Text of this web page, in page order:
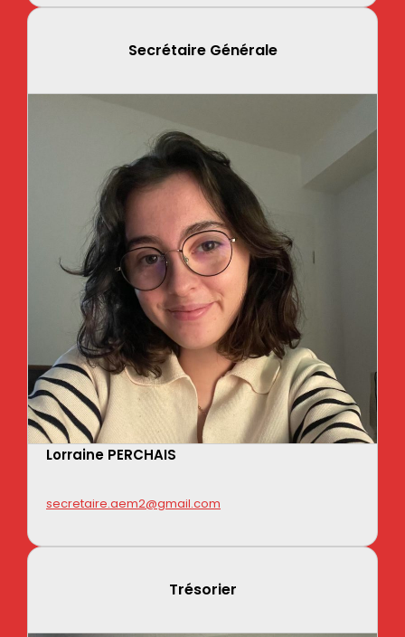
Secrétaire Générale
Lorraine PERCHAIS
secretaire.aem2@gmail.com
Trésorier